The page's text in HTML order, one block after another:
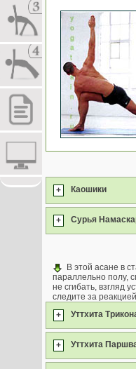
+ Каошики
+ Сурья
В этой асане в
параллельно полу,
не сгибать, взгляд
следите за
+
Уттхита
+ Уттхита